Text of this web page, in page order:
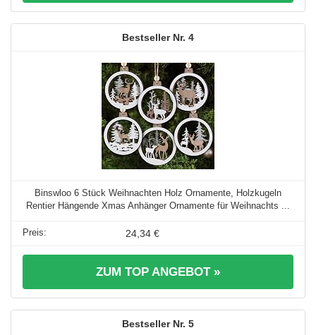
4
Binswloo 6 Stück Weihnachten Holz Ornamente, Holzkugeln
Rentier Hängende Xmas Anhänger Ornamente für Weihnachts ...
24,34 €
ZUM TOP ANGEBOT »
5